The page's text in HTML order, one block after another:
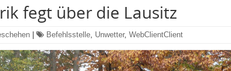
fegt über die Lausitz
Befehlsstelle Unwetter, WebClientClient